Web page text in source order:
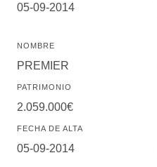
05-09-2014
NOMBRE
PREMIER
PATRIMONIO
2.059.000€
FECHA DE ALTA
05-09-2014